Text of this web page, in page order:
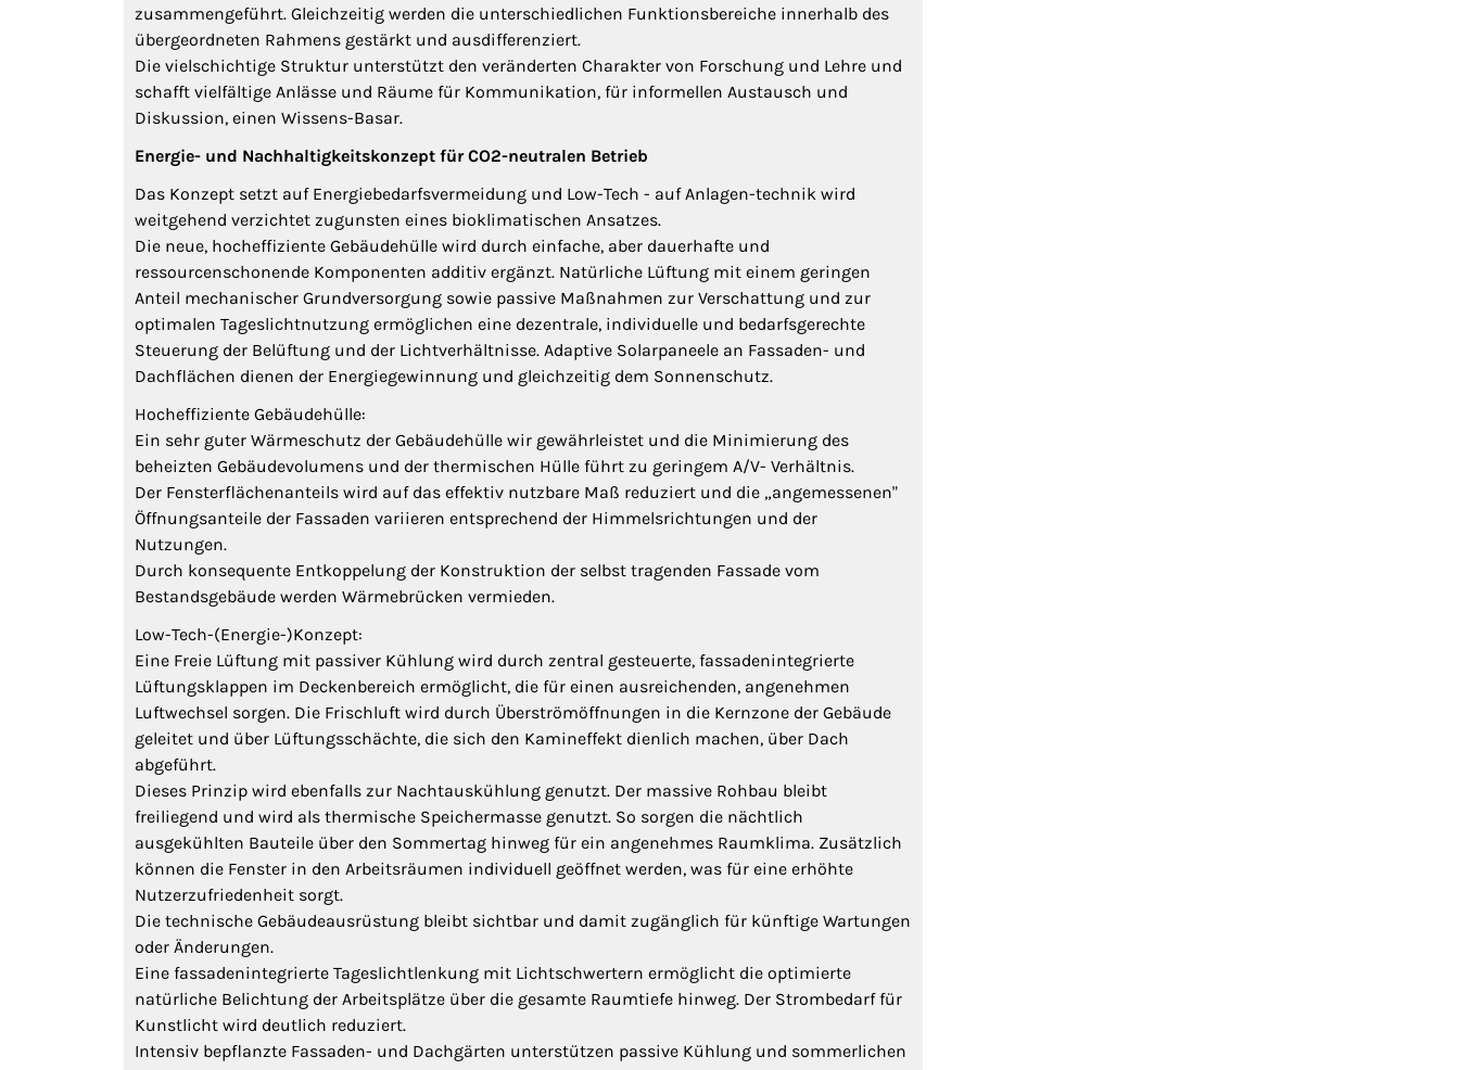
zusammengeführt. Gleichzeitig werden die unterschiedlichen Funktionsbereiche innerhalb des
übergeordneten Rahmens gestärkt und ausdifferenziert.
Die vielschichtige Struktur unterstützt den veränderten Charakter von Forschung und Lehre und
schafft vielfältige Anlässe und Räume für Kommunikation, für informellen Austausch und
Diskussion, einen Wissens-Basar.
Energie- und Nachhaltigkeitskonzept für CO2-neutralen Betrieb
Das Konzept setzt auf Energiebedarfsvermeidung und Low-Tech - auf Anlagen-technik wird
weitgehend verzichtet zugunsten eines bioklimatischen Ansatzes.
Die neue, hocheffiziente Gebäudehülle wird durch einfache, aber dauerhafte und
ressourcenschonende Komponenten additiv ergänzt. Natürliche Lüftung mit einem geringen
Anteil mechanischer Grundversorgung sowie passive Maßnahmen zur Verschattung und zur
optimalen Tageslichtnutzung ermöglichen eine dezentrale, individuelle und bedarfsgerechte
Steuerung der Belüftung und der Lichtverhältnisse. Adaptive Solarpaneele an Fassaden- und
Dachflächen dienen der Energiegewinnung und gleichzeitig dem Sonnenschutz.
Hocheffiziente Gebäudehülle:
Ein sehr guter Wärmeschutz der Gebäudehülle wir gewährleistet und die Minimierung des
beheizten Gebäudevolumens und der thermischen Hülle führt zu geringem A/V- Verhältnis.
Der Fensterflächenanteils wird auf das effektiv nutzbare Maß reduziert und die „angemessenen"
Öffnungsanteile der Fassaden variieren entsprechend der Himmelsrichtungen und der
Nutzungen.
Durch konsequente Entkoppelung der Konstruktion der selbst tragenden Fassade vom
Bestandsgebäude werden Wärmebrücken vermieden.
Low-Tech-(Energie-)Konzept:
Eine Freie Lüftung mit passiver Kühlung wird durch zentral gesteuerte, fassadenintegrierte
Lüftungsklappen im Deckenbereich ermöglicht, die für einen ausreichenden, angenehmen
Luftwechsel sorgen. Die Frischluft wird durch Überströmöffnungen in die Kernzone der Gebäude
geleitet und über Lüftungsschächte, die sich den Kamineffekt dienlich machen, über Dach
abgeführt.
Dieses Prinzip wird ebenfalls zur Nachtauskühlung genutzt. Der massive Rohbau bleibt
freiliegend und wird als thermische Speichermasse genutzt. So sorgen die nächtlich
ausgekühlten Bauteile über den Sommertag hinweg für ein angenehmes Raumklima. Zusätzlich
können die Fenster in den Arbeitsräumen individuell geöffnet werden, was für eine erhöhte
Nutzerzufriedenheit sorgt.
Die technische Gebäudeausrüstung bleibt sichtbar und damit zugänglich für künftige Wartungen
oder Änderungen.
Eine fassadenintegrierte Tageslichtlenkung mit Lichtschwertern ermöglicht die optimierte
natürliche Belichtung der Arbeitsplätze über die gesamte Raumtiefe hinweg. Der Strombedarf für
Kunstlicht wird deutlich reduziert.
Intensiv bepflanzte Fassaden- und Dachgärten unterstützen passive Kühlung und sommerlichen